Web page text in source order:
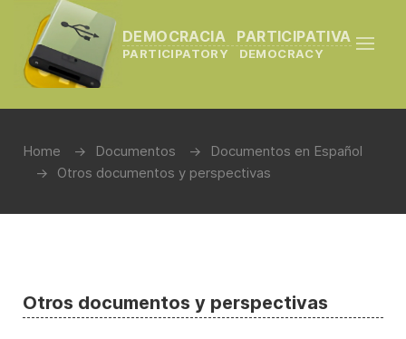
DEMOCRACIA PARTICIPATIVA
PARTICIPATORY DEMOCRACY
Home Documentos
Documentos en Español
Otros documentos y perspectivas
Otros documentos y perspectivas